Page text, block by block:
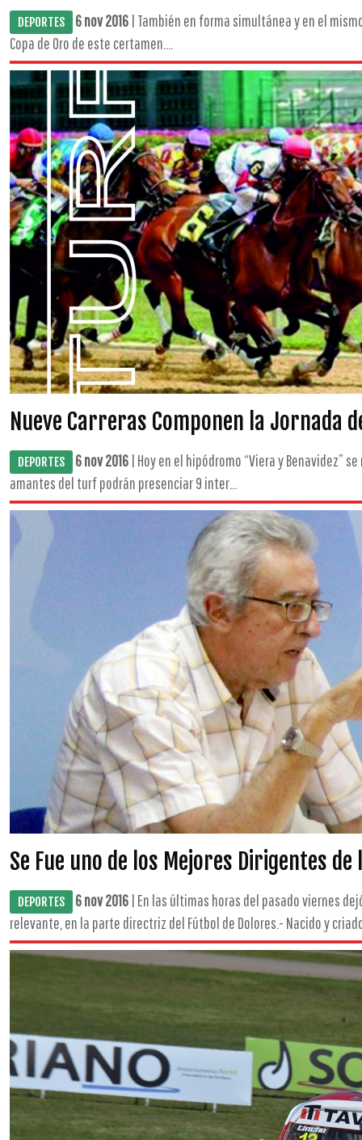
DEPORTES 6 nov 2016 | También en forma simultánea y en el
Copa de Oro de este certamen....
Nueve Carreras Componen la Jornada
DEPORTES 6 nov 2016 | Hoy en el hipódromo “Viera y Benavidez”
amantes del turf podrán presenciar 9 inter...
Se Fue uno de los Mejores Dirigentes
DEPORTES 6 nov 2016 | En las últimas horas del pasado viernes
relevante, en la parte directriz del Fútbol de Dolores.- Nacido y